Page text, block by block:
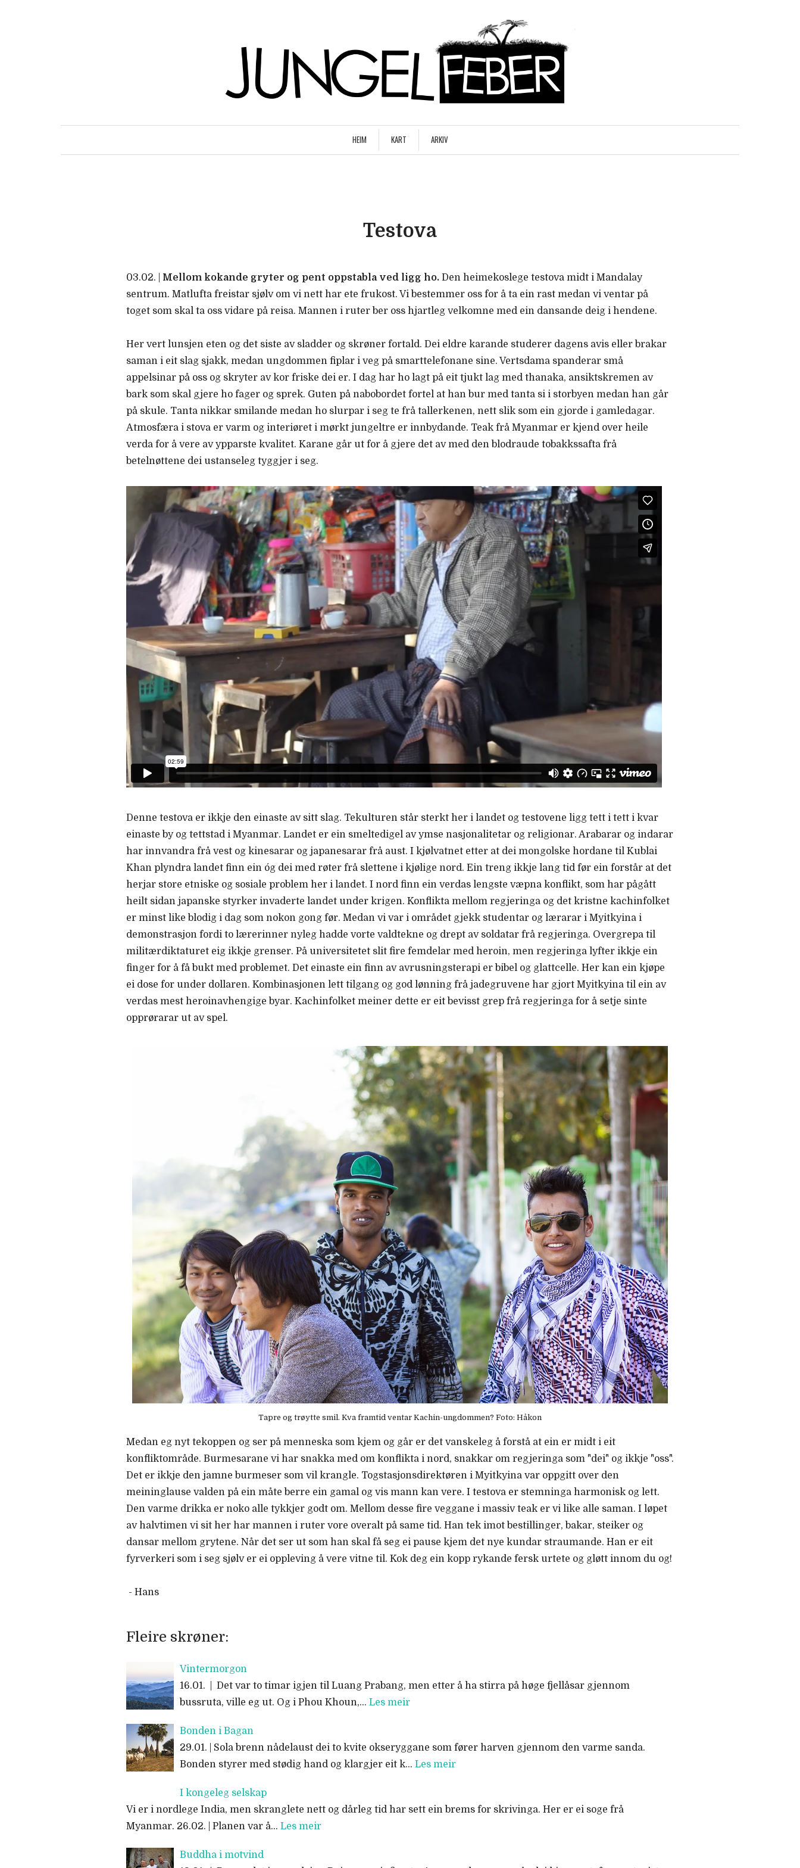
HEIM KART ARKIV
Testova
03.02. | Mellom kokande gryter og pent oppstabla ved ligg ho. Den heimekoslege testova midt i Mandalay
sentrum. Matlufta freistar sjølv om vi nett har ete frukost. Vi bestemmer oss for å ta ein rast medan vi ventar på
toget som skal ta oss vidare på reisa. Mannen i ruter ber oss hjartleg velkomne med ein dansande deig i hendene.
Her vert lunsjen eten og det siste av sladder og skrøner fortald. Dei eldre karande studerer dagens avis eller brakar
saman i eit slag sjakk, medan ungdommen fiplar i veg på smarttelefonane sine. Vertsdama spanderar små
appelsinar på oss og skryter av kor friske dei er. I dag har ho lagt på eit tjukt lag med thanaka, ansiktskremen av
bark som skal gjere ho fager og sprek. Guten på nabobordet fortel at han bur med tanta si i storbyen medan han går
på skule. Tanta nikkar smilande medan ho slurpar i seg te frå tallerkenen, nett slik som ein gjorde i gamledagar.
Atmosfæra i stova er varm og interiøret i mørkt jungeltre er innbydande. Teak frå Myanmar er kjend over heile
verda for å vere av ypparste kvalitet. Karane går ut for å gjere det av med den blodraude tobakkssafta frå
betelnøttene dei ustanseleg tyggjer i seg.
Denne testova er ikkje den einaste av sitt slag. Tekulturen står sterkt her i landet og testovene ligg tett i tett i kvar
einaste by og tettstad i Myanmar. Landet er ein smeltedigel av ymse nasjonalitetar og religionar. Arabarar og indarar
har innvandra frå vest og kinesarar og japanesarar frå aust. I kjølvatnet etter at dei mongolske hordane til Kublai
Khan plyndra landet finn ein óg dei med røter frå slettene i kjølige nord. Ein treng ikkje lang tid før ein forstår at det
herjar store etniske og sosiale problem her i landet. I nord finn ein verdas lengste væpna konflikt, som har pågått
heilt sidan japanske styrker invaderte landet under krigen. Konflikta mellom regjeringa og det kristne kachinfolket
er minst like blodig i dag som nokon gong før. Medan vi var i området gjekk studentar og lærarar i Myitkyina i
demonstrasjon fordi to lærerinner nyleg hadde vorte valdtekne og drept av soldatar frå regjeringa. Overgrepa til
militærdiktaturet eig ikkje grenser. På universitetet slit fire femdelar med heroin, men regjeringa lyfter ikkje ein
finger for å få bukt med problemet. Det einaste ein finn av avrusningsterapi er bibel og glattcelle. Her kan ein kjøpe
ei dose for under dollaren. Kombinasjonen lett tilgang og god lønning frå jadegruvene har gjort Myitkyina til ein av
verdas mest heroinavhengige byar. Kachinfolket meiner dette er eit bevisst grep frå regjeringa for å setje sinte
opprørarar ut av spel.
Tapre og trøytte smil. Kva framtid ventar Kachin-ungdommen? Foto: Håkon
Medan eg nyt tekoppen og ser på menneska som kjem og går er det vanskeleg å forstå at ein er midt i eit
konfliktområde. Burmesarane vi har snakka med om konflikta i nord, snakkar om regjeringa som "dei" og ikkje "oss".
Det er ikkje den jamne burmeser som vil krangle. Togstasjonsdirektøren i Myitkyina var oppgitt over den
meininglause valden på ein måte berre ein gamal og vis mann kan vere. I testova er stemninga harmonisk og lett.
Den varme drikka er noko alle tykkjer godt om. Mellom desse fire veggane i massiv teak er vi like alle saman. I løpet
av halvtimen vi sit her har mannen i ruter vore overalt på same tid. Han tek imot bestillinger, bakar, steiker og
dansar mellom grytene. Når det ser ut som han skal få seg ei pause kjem det nye kundar straumande. Han er eit
fyrverkeri som i seg sjølv er ei oppleving å vere vitne til. Kok deg ein kopp rykande fersk urtete og gløtt innom du og!
- Hans
Fleire skrøner:
Vintermorgon
16.01. | Det var to timar igjen til Luang Prabang, men etter å ha stirra på høge fjellåsar gjennom
bussruta, ville eg ut. Og i Phou Khoun,… Les meir
Bonden i Bagan
29.01. | Sola brenn nådelaust dei to kvite okseryggane som fører harven gjennom den varme sanda.
Bonden styrer med stødig hand og klargjer eit k… Les meir
I kongeleg selskap
Vi er i nordlege India, men skranglete nett og dårleg tid har sett ein brems for skrivinga. Her er ei soge frå
Myanmar. 26.02. | Planen var å… Les meir
Buddha i motvind